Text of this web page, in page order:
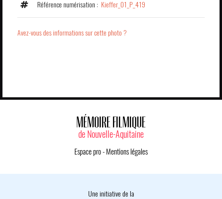
Référence numérisation : Kieffer_01_P_419
Avez-vous des informations sur cette photo ?
MÉMOIRE FILMIQUE
de Nouvelle-Aquitaine
Espace pro- Mentions légales
Une initiative de la